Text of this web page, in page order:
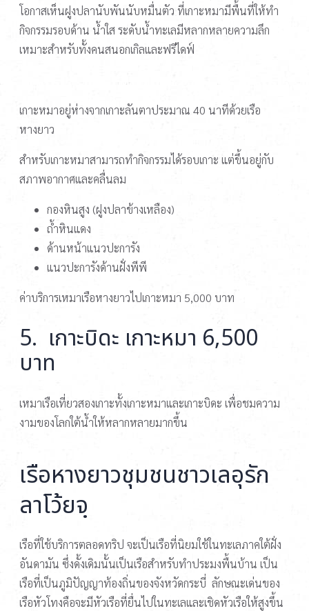
โอกาสเห็นฝูงปลานับพันนับหมื่นตัว ที่เกาะหมามีพื้นที่ให้ทำ
กิจกรรมรอบด้าน น้ำใส ระดับน้ำทะเลมีหลากหลายความลึก
เหมาะสำหรับทั้งคนสนอกเกิลและฟรีไดฟ์
เกาะหมาอยู่ห่างจากเกาะลันตาประมาณ 40 นาทีด้วยเรือ
หางยาว
สำหรับเกาะหมาสามารถทำกิจกรรมได้รอบเกาะ แต่ขึ้นอยู่กับ
สภาพอากาศและคลื่นลม
กองหินสูง (ฝูงปลาข้างเหลือง)
ถ้ำหินแดง
ด้านหน้าแนวปะการัง
แนวปะการังด้านฝั่งพีพี
ค่าบริการเหมาเรือหางยาวไปเกาะหมา 5,000 บาท
5. เกาะบิดะ เกาะหมา 6,500
บาท
เหมาเรือเที่ยวสองเกาะทั้งเกาะหมาและเกาะบิดะ เพื่อชมความ
งามของโลกใต้น้ำให้หลากหลายมากขึ้น
เรือหางยาวชุมชนชาวเลอุรัก
ลาโว้ยจฺ
เรือที่ใช้บริการตลอดทริป จะเป็นเรือที่นิยมใช้ในทะเลภาคใต้ฝั่ง
อันดามัน ซึ่งดั้งเดิมนั้นเป็นเรือสำหรับทำประมงพื้นบ้าน เป็น
เรือที่เป็นภูมิปัญญาท้องถิ่นของจังหวัดกระบี่ ลักษณะเด่นของ
เรือหัวโทงคือจะมีหัวเรือที่ยื่นไปในทะเลและเชิดหัวเรือให้สูงขึ้น